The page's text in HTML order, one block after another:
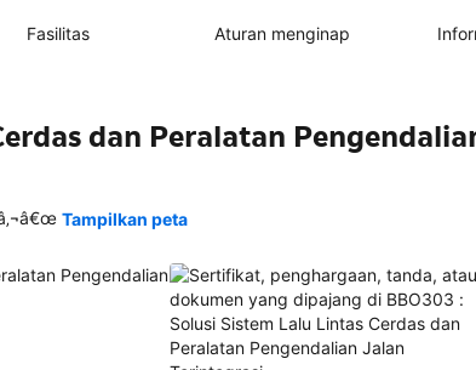
Fasilitas Aturan menginap
dan Peralatan
Tampilkan peta